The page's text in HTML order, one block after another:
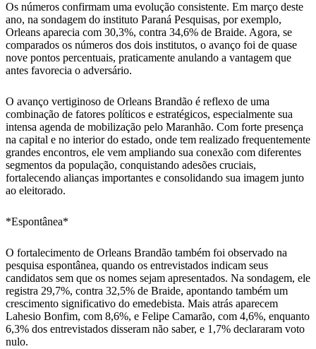
Os números confirmam uma evolução consistente. Em março deste
ano, na sondagem do instituto Paraná Pesquisas, por exemplo,
Orleans aparecia com 30,3%, contra 34,6% de Braide. Agora, se
comparados os números dos dois institutos, o avanço foi de quase
nove pontos percentuais, praticamente anulando a vantagem que
antes favorecia o adversário.
O avanço vertiginoso de Orleans Brandão é reflexo de uma
combinação de fatores políticos e estratégicos, especialmente sua
intensa agenda de mobilização pelo Maranhão. Com forte presença
na capital e no interior do estado, onde tem realizado frequentemente
grandes encontros, ele vem ampliando sua conexão com diferentes
segmentos da população, conquistando adesões cruciais,
fortalecendo alianças importantes e consolidando sua imagem junto
ao eleitorado.
*Espontânea*
O fortalecimento de Orleans Brandão também foi observado na
pesquisa espontânea, quando os entrevistados indicam seus
candidatos sem que os nomes sejam apresentados. Na sondagem, ele
registra 29,7%, contra 32,5% de Braide, apontando também um
crescimento significativo do emedebista. Mais atrás aparecem
Lahesio Bonfim, com 8,6%, e Felipe Camarão, com 4,6%, enquanto
6,3% dos entrevistados disseram não saber, e 1,7% declararam voto
nulo.